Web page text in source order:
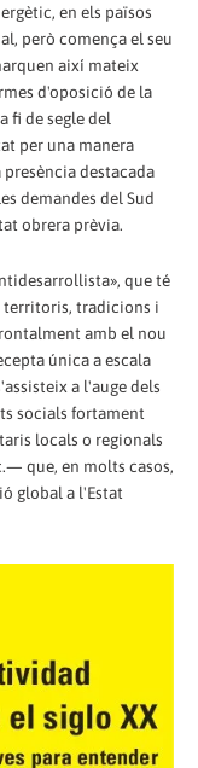
en els països
però comença el seu
així mateix
d'oposició de la
fi de segle del
per una manera
destacada
demandes del Sud
obrera prèvia.
que té
territoris, tradicions i
amb el nou
única a escala
a l'auge dels
socials fortament
locals o regionals
que, en molts casos,
global a l'Estat